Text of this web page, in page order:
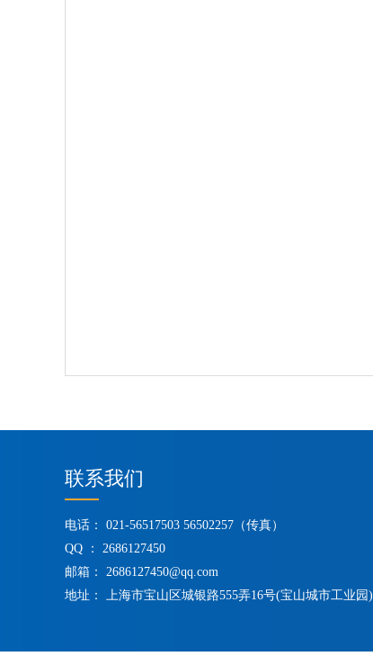
联系我们
电话： 021-56517503 56502257（传真）
QQ ： 2686127450
邮箱： 2686127450@qq.com
地址： 上海市宝山区城银路555弄16号(宝山城市工业园)